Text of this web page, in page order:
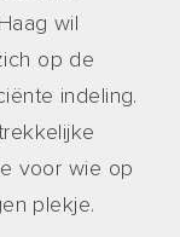
wil
op de
indeling.
voor wie op
plekje.